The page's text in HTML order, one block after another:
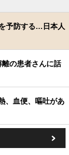
予防する…日本人
の患者さんに話
、血便、嘔吐があ